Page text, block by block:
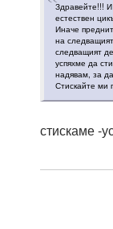
Здравейте!!!
естествен
Иначе
на
следващият
успяхме да
надявам, за
Стискайте ми
стискаме -